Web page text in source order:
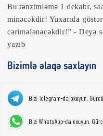
Bu tənzimləmə 1 dekabr,
minəcəkdir! Yuxarıda
cərimələnəcəkdir!” - Deyə
yazıb
Bizimlə əlaqə saxlayın
Bizi Telegram-da oxuyun.
Bizi WhatsApp-da oxuyun.